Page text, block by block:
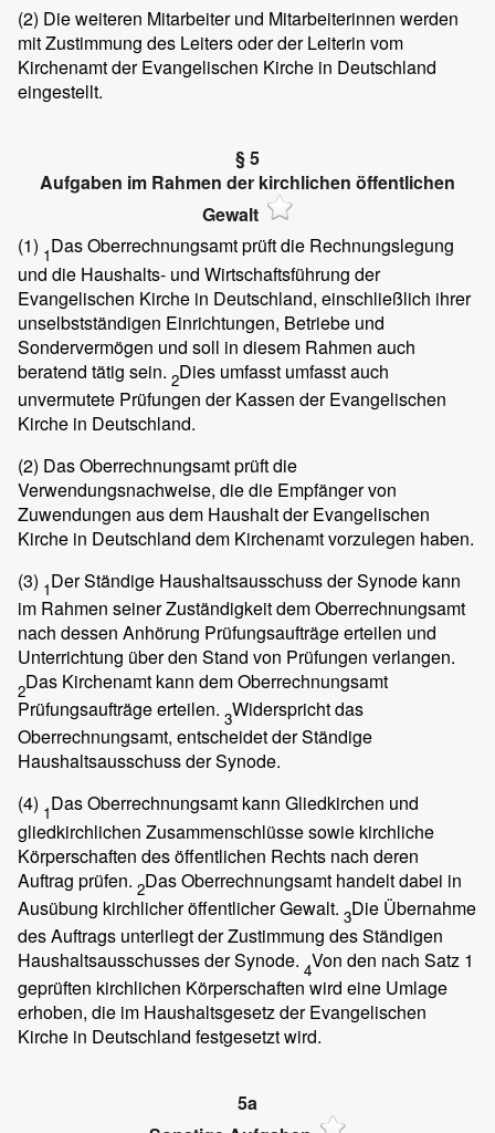
(2) Die weiteren Mitarbeiter und Mitarbeiterinnen werden
mit Zustimmung des Leiters oder der Leiterin vom
Kirchenamt der Evangelischen Kirche in Deutschland
eingestellt.
§ 5
Aufgaben im Rahmen der kirchlichen öffentlichen
Gewalt
(1) 1Das Oberrechnungsamt prüft die Rechnungslegung
und die Haushalts- und Wirtschaftsführung der
Evangelischen Kirche in Deutschland, einschließlich ihrer
unselbstständigen Einrichtungen, Betriebe und
Sondervermögen und soll in diesem Rahmen auch
beratend tätig sein. 2Dies umfasst umfasst auch
unvermutete Prüfungen der Kassen der Evangelischen
Kirche in Deutschland.
(2) Das Oberrechnungsamt prüft die
Verwendungsnachweise, die die Empfänger von
Zuwendungen aus dem Haushalt der Evangelischen
Kirche in Deutschland dem Kirchenamt vorzulegen haben.
(3) 1Der Ständige Haushaltsausschuss der Synode kann
im Rahmen seiner Zuständigkeit dem Oberrechnungsamt
nach dessen Anhörung Prüfungsaufträge erteilen und
Unterrichtung über den Stand von Prüfungen verlangen.
2Das Kirchenamt kann dem Oberrechnungsamt
Prüfungsaufträge erteilen. 3Widerspricht das
Oberrechnungsamt, entscheidet der Ständige
Haushaltsausschuss der Synode.
(4) 1Das Oberrechnungsamt kann Gliedkirchen und
gliedkirchlichen Zusammenschlüsse sowie kirchliche
Körperschaften des öffentlichen Rechts nach deren
Auftrag prüfen. 2Das Oberrechnungsamt handelt dabei in
Ausübung kirchlicher öffentlicher Gewalt. 3Die Übernahme
des Auftrags unterliegt der Zustimmung des Ständigen
Haushaltsausschusses der Synode. 4Von den nach Satz 1
geprüften kirchlichen Körperschaften wird eine Umlage
erhoben, die im Haushaltsgesetz der Evangelischen
Kirche in Deutschland festgesetzt wird.
5a